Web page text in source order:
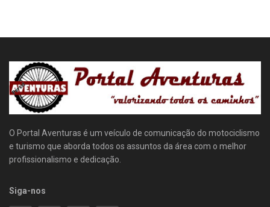
O Portal Aventuras é um veículo de comunicação do motociclismo
e turismo que aborda todos os assuntos da área com o melhor
profissionalismo e dedicação.
Siga-nos